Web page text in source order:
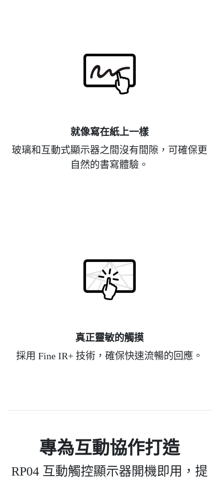
就像寫在紙上一樣
玻璃和互動式顯示器之間沒有間隙，可確保更
自然的書寫體驗。
真正靈敏的觸摸
採用 Fine IR+ 技術，確保快速流暢的回應。
專為互動協作打造
RP04 互動觸控顯示器開機即用，提